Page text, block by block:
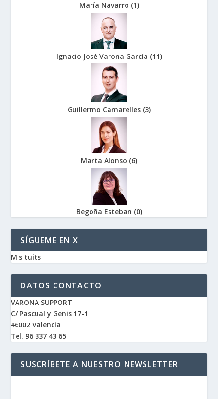
María Navarro (1)
Ignacio José Varona García (11)
Guillermo Camarelles (3)
Marta Alonso (6)
Begoña Esteban (0)
SÍGUEME EN X
Mis tuits
DATOS CONTACTO
VARONA SUPPORT
C/ Pascual y Genis 17-1
46002 Valencia
Tel. 96 337 43 65
SUSCRÍBETE A NUESTRO NEWSLETTER